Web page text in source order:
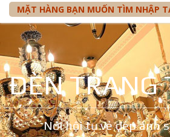
MẶT HÀNG BẠN MUỐN TÌM NHẬP
ĐÈN TRANG
Nơi hội tụ vẻ đẹp ánh